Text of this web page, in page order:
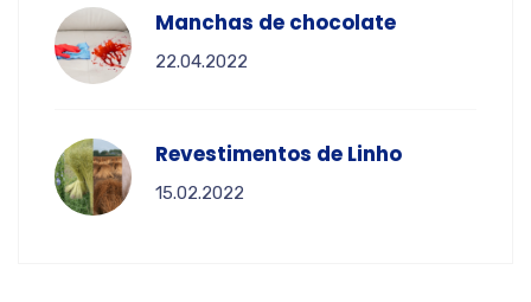
Manchas de chocolate
22.04.2022
Revestimentos de Linho
15.02.2022